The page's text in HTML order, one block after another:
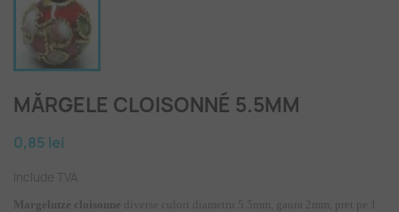
MĂRGELE CLOISONNÉ 5.5MM
0,85 lei
Include TVA
Margelutze cloisonne diverse culori diametru 5.5mm, gaura 2mm, pret pe 1